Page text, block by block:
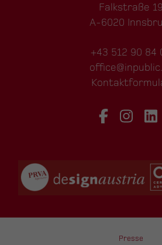
Falkstraße 19
A-6020
+43 512 90 84
Presse